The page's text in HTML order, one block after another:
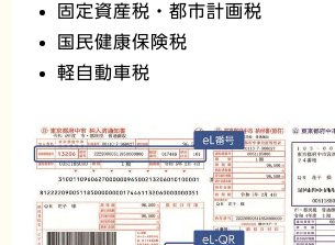
固定資産税・都市計画税
国民健康保険税
軽自動車税